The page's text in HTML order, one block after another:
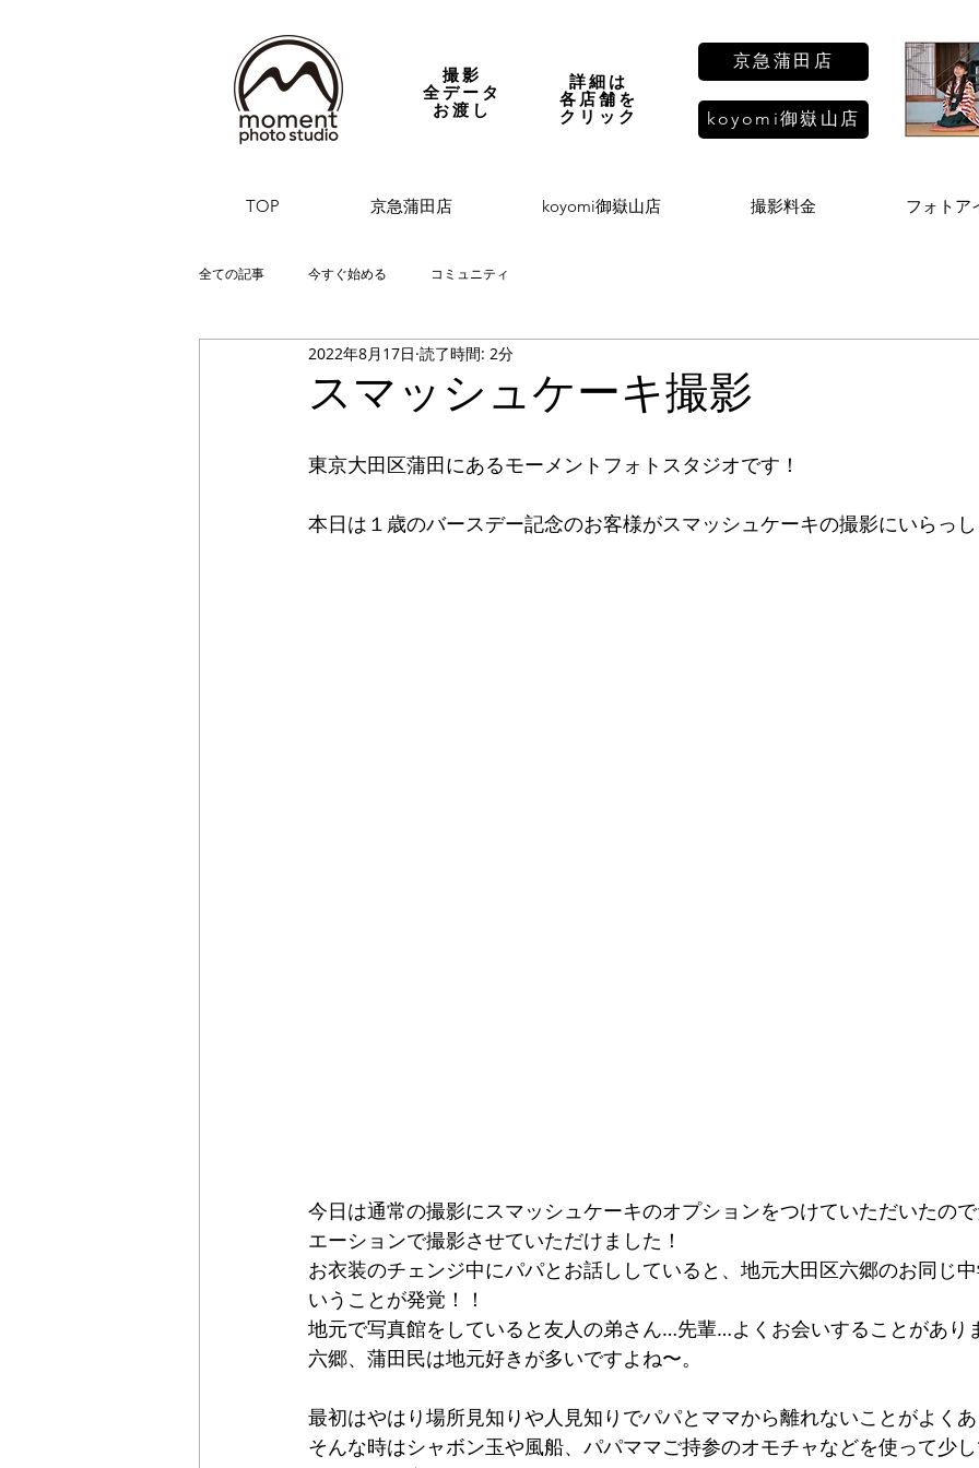
撮影
全データ
お渡し
詳細は
各店舗を
​クリック
京急蒲田店
koyomi御嶽山店
TOP 京急蒲田店 koyomi御嶽山店 撮影料金 フォトア
全ての記事 今すぐ始める コミュニティ
スマッシュケーキ撮影
2022年8月17日 読了時間: 2分
東京大田区蒲田にあるモーメントフォトスタジオです！
本日は１歳のバースデー記念のお客様がスマッシュケーキの撮影にいらっし
今日は通常の撮影にスマッシュケーキのオプションをつけていただいたの
エーションで撮影させていただけました！
お衣装のチェンジ中にパパとお話ししていると、地元大田区六郷のお同じ
いうことが発覚！！
地元で写真館をしていると友人の弟さん…先輩…よくお会いすることがあり
六郷、蒲田民は地元好きが多いですよね〜。
最初はやはり場所見知りや人見知りでパパとママから離れないことがよくあ
そんな時はシャボン玉や風船、パパママご持参のオモチャなどを使って少